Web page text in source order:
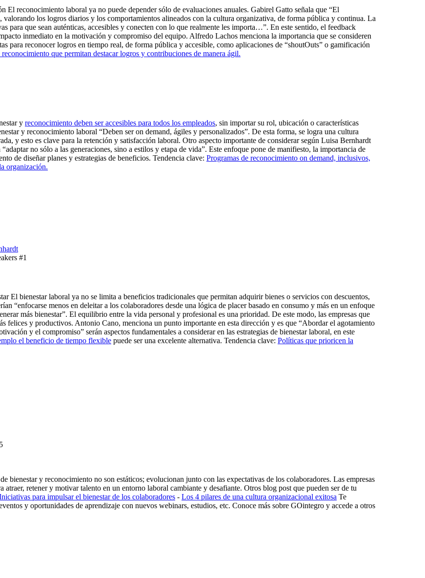
reconocimiento laboral ya no puede depender sólo de evaluaciones anuales. Gabirel Gatto señala que “El
los logros diarios y los comportamientos alineados con la cultura organizativa, de forma pública y continua. La
para que sean auténticas, accesibles y conecten con lo que realmente les importa…”. En este sentido, el feedback
inmediato en la motivación y compromiso del equipo. Alfredo Lachos menciona la importancia que se consideren
para reconocer logros en tiempo real, de forma pública y accesible, como aplicaciones de “shoutOuts” o gamificación
que permitan destacar logros y contribuciones de manera ágil.
y reconocimiento deben ser accesibles para todos los empleados, sin importar su rol, ubicación o características
y reconocimiento laboral “Deben ser on demand, ágiles y personalizados”. De esta forma, se logra una cultura
y esto es clave para la retención y satisfacción laboral. Otro aspecto importante de considerar según Luisa Bernhardt
no sólo a las generaciones, sino a estilos y etapa de vida”. Este enfoque pone de manifiesto, la importancia de
de diseñar planes y estrategias de beneficios. Tendencia clave: Programas de reconocimiento on demand, inclusivos,
organización.
#1
El bienestar laboral ya no se limita a beneficios tradicionales que permitan adquirir bienes o servicios con descuentos,
“enfocarse menos en deleitar a los colaboradores desde una lógica de placer basado en consumo y más en un enfoque
más bienestar”. El equilibrio entre la vida personal y profesional es una prioridad. De este modo, las empresas que
felices y productivos. Antonio Cano, menciona un punto importante en esta dirección y es que “Abordar el agotamiento
y el compromiso” serán aspectos fundamentales a considerar en las estrategias de bienestar laboral, en este
el beneficio de tiempo flexible puede ser una excelente alternativa. Tendencia clave: Políticas que prioricen la
bienestar y reconocimiento no son estáticos; evolucionan junto con las expectativas de los colaboradores. Las empresas
atraer, retener y motivar talento en un entorno laboral cambiante y desafiante. Otros blog post que pueden ser de tu
para impulsar el bienestar de los colaboradores - Los 4 pilares de una cultura organizacional exitosa Te
y oportunidades de aprendizaje con nuevos webinars, estudios, etc. Conoce más sobre GOintegro y accede a otros